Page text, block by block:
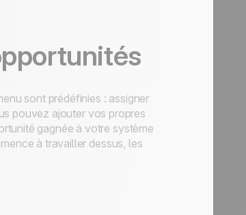
sont prédéfinies : assigner
pouvez ajouter vos propres
gagnée à votre système
à travailler dessus, les